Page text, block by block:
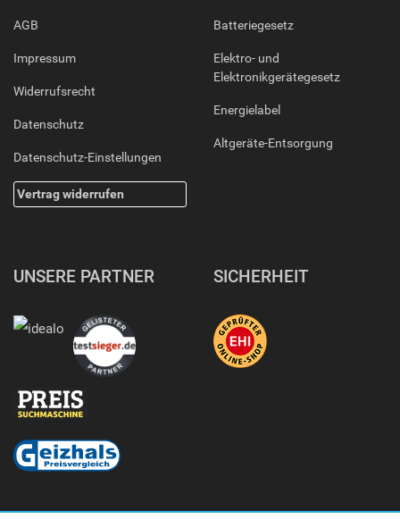
AGB
Impressum
Widerrufsrecht
Datenschutz
Datenschutz-Einstellungen
Vertrag widerrufen
Batteriegesetz
Elektro- und
Elektronikgerätegesetz
Energielabel
Altgeräte-Entsorgung
UNSERE PARTNER SICHERHEIT